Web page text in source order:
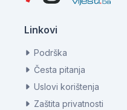
Linkovi
Podrška
Česta pitanja
Uslovi korištenja
Zaštita privatnosti